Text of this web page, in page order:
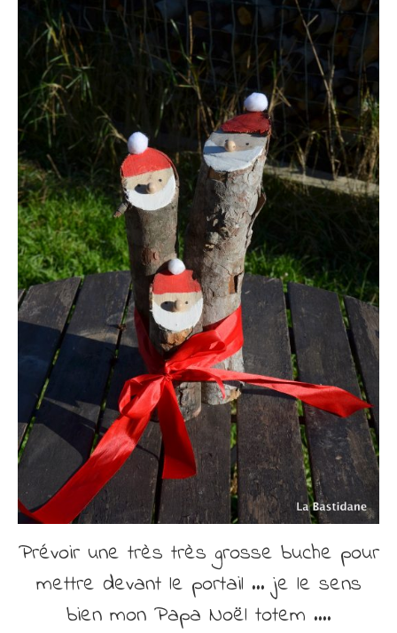
Prévoir une très très grosse buche pour
mettre devant le portail … je le sens
bien mon Papa Noël totem ….